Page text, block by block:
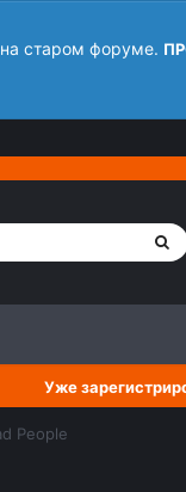
старом форуме.
Уже
People